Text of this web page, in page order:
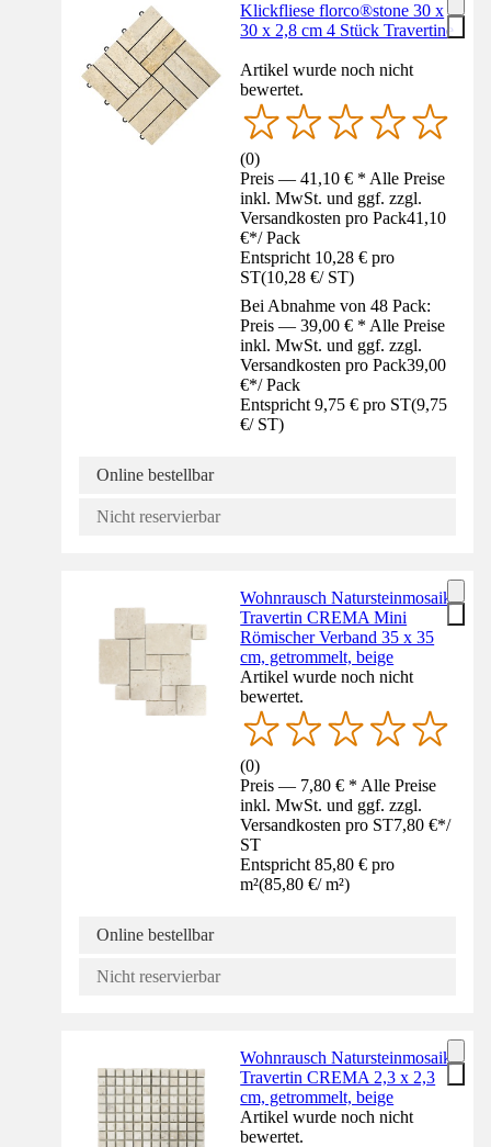
Klickfliese florco®stone 30 x
30 x 2,8 cm 4 Stück Travertine
Artikel wurde noch nicht
bewertet.
(0)
Preis — 41,10 € * Alle Preise
inkl. MwSt. und ggf. zzgl.
Versandkosten pro Pack41,10
€*/ Pack
Entspricht 10,28 € pro
ST(10,28 €/ ST)
Bei Abnahme von 48 Pack:
Preis — 39,00 € * Alle Preise
inkl. MwSt. und ggf. zzgl.
Versandkosten pro Pack39,00
€*/ Pack
Entspricht 9,75 € pro ST(9,75
€/ ST)
Online bestellbar
Nicht reservierbar
Wohnrausch Natursteinmosaik
Travertin CREMA Mini
Römischer Verband 35 x 35
cm, getrommelt, beige
Artikel wurde noch nicht
bewertet.
(0)
Preis — 7,80 € * Alle Preise
inkl. MwSt. und ggf. zzgl.
Versandkosten pro ST7,80 €*/
ST
Entspricht 85,80 € pro
m²(85,80 €/ m²)
Online bestellbar
Nicht reservierbar
Wohnrausch Natursteinmosaik
Travertin CREMA 2,3 x 2,3
cm, getrommelt, beige
Artikel wurde noch nicht
bewertet.